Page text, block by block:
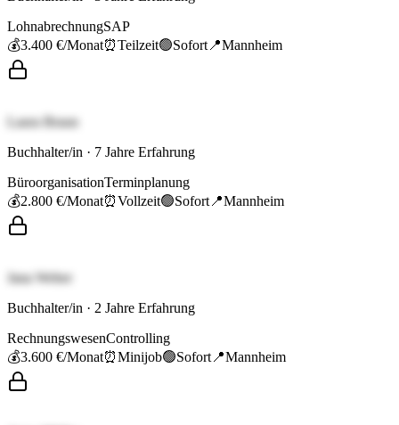
LohnabrechnungSAP
💰3.400 €/Monat⏰Teilzeit🟢Sofort 📍Mannheim
Laura Braun
Buchhalter/in · 7 Jahre Erfahrung
BüroorganisationTerminplanung
💰2.800 €/Monat⏰Vollzeit🟢Sofort 📍Mannheim
Jana Weber
Buchhalter/in · 2 Jahre Erfahrung
RechnungswesenControlling
💰3.600 €/Monat⏰Minijob🟢Sofort 📍Mannheim